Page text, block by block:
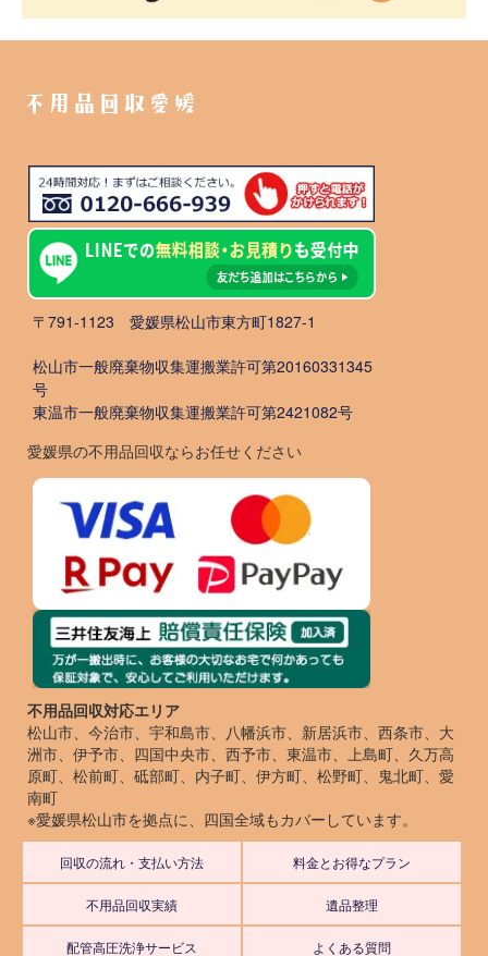
不用品回収愛媛
〒791-1123 愛媛県松山市東方町1827-1
松山市一般廃棄物収集運搬業許可第20160331345
号
東温市一般廃棄物収集運搬業許可第2421082号
愛媛県の不用品回収ならお任せください
不用品回収対応エリア
松山市、今治市、宇和島市、八幡浜市、新居浜市、西条市、大
洲市、伊予市、四国中央市、西予市、東温市、上島町、久万高
原町、松前町、砥部町、内子町、伊方町、松野町、鬼北町、愛
南町
※愛媛県松山市を拠点に、四国全域もカバーしています。
回収の流れ・支払い方法 料金とお得なプラン
不用品回収実績 遺品整理
配管高圧洗浄サービス よくある質問